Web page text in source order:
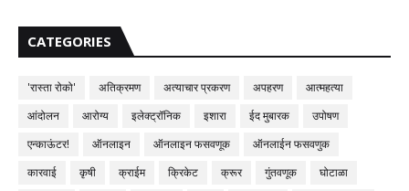
CATEGORIES
'रास्ता रोको' अतिक्रमण अत्याचार प्रकरण अपहरण
आत्महत्या
आंदोलन
आरोग्य इलेक्ट्रॉनिक इशारा ईद मुबारक
उपोषण
एन्काऊंटर!
ऑनलाइन ऑनलाइन फसवणूक
ऑनलाईन फसवणुक
कारवाई
कृषी क्राईम क्रिकेट क्रूर गुंतवणूक
घोटाळा